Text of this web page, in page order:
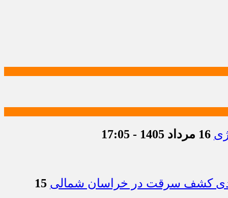
16 مرداد 1405 - 17:05
15